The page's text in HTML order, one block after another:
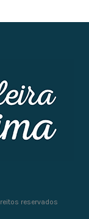
reservados